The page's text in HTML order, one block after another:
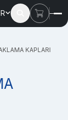
KAPLARI